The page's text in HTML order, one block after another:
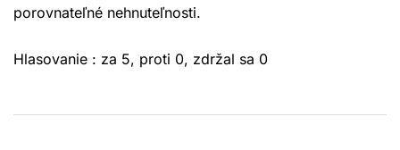
porovnateľné nehnuteľnosti.
Hlasovanie : za 5, proti 0, zdržal sa 0